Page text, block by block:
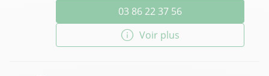
03 86 22 37 56
Voir plus